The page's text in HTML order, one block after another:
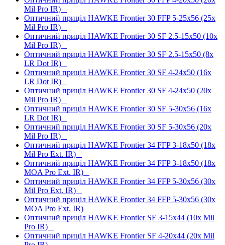
Mil Pro IR)
Оптичний приціл HAWKE Frontier 30 FFP 5-25x56 (25x
Mil Pro IR)
Оптичний приціл HAWKE Frontier 30 SF 2.5-15x50 (10x
Mil Pro IR)
Оптичний приціл HAWKE Frontier 30 SF 2.5-15x50 (8x
LR Dot IR)
Оптичний приціл HAWKE Frontier 30 SF 4-24x50 (16x
LR Dot IR)
Оптичний приціл HAWKE Frontier 30 SF 4-24x50 (20x
Mil Pro IR)
Оптичний приціл HAWKE Frontier 30 SF 5-30x56 (16x
LR Dot IR)
Оптичний приціл HAWKE Frontier 30 SF 5-30x56 (20x
Mil Pro IR)
Оптичний приціл HAWKE Frontier 34 FFP 3-18x50 (18x
Mil Pro Ext. IR)
Оптичний приціл HAWKE Frontier 34 FFP 3-18x50 (18x
MOA Pro Ext. IR)
Оптичний приціл HAWKE Frontier 34 FFP 5-30x56 (30x
Mil Pro Ext. IR)
Оптичний приціл HAWKE Frontier 34 FFP 5-30x56 (30x
MOA Pro Ext. IR)
Оптичний приціл HAWKE Frontier SF 3-15x44 (10x Mil
Pro IR)
Оптичний приціл HAWKE Frontier SF 4-20x44 (20x Mil